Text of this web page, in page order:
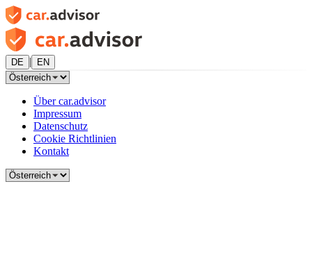
DE | EN
Über car.advisor
Impressum
Datenschutz
Cookie Richtlinien
Kontakt